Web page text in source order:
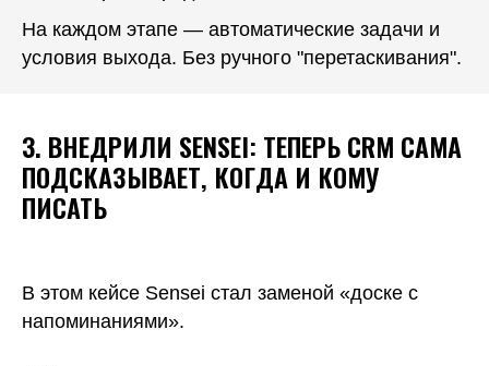
На каждом этапе — автоматические задачи и
условия выхода. Без ручного "перетаскивания".
3. ВНЕДРИЛИ SENSEI: ТЕПЕРЬ CRM САМА
ПОДСКАЗЫВАЕТ, КОГДА И КОМУ
ПИСАТЬ
В этом кейсе Sensei стал заменой «доске с
напоминаниями».